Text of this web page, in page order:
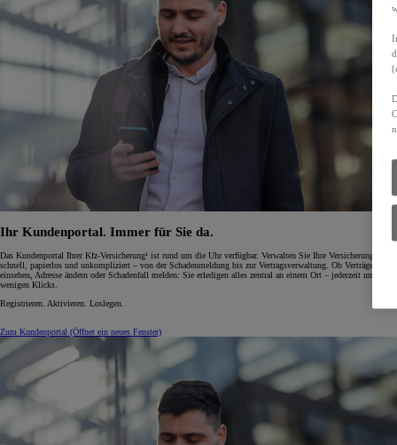
Ihr Kundenportal. Immer für Sie da.
Das Kundenportal Ihrer Kfz-Versicherung¹ ist rund um die Uhr verfügbar. Verwalten Sie Ihre Versicherung
schnell, papierlos und unkompliziert – von der Schadenmeldung bis zur Vertragsverwaltung. Ob Verträge
einsehen, Adresse ändern oder Schadenfall melden: Sie erledigen alles zentral an einem Ort – jederzeit und mit
wenigen Klicks.
Registrieren. Aktivieren. Loslegen.
Zum Kundenportal (Öffnet ein neues Fenster)